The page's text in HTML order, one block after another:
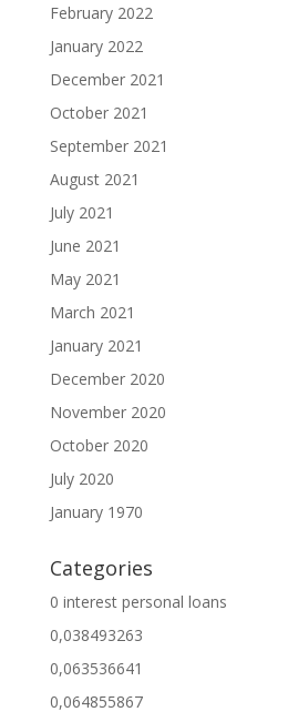
February 2022
January 2022
December 2021
October 2021
September 2021
August 2021
July 2021
June 2021
May 2021
March 2021
January 2021
December 2020
November 2020
October 2020
July 2020
January 1970
Categories
0 interest personal loans
0,038493263
0,063536641
0,064855867